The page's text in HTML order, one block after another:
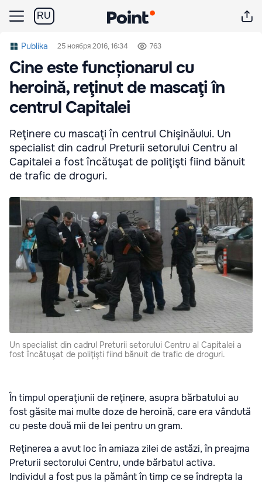
RU
Publika 25 ноября 2016, 16:34 763
Cine este funcționarul cu
heroină, reţinut de mascaţi în
centrul Capitalei
Reţinere cu mascaţi în centrul Chişinăului. Un
specialist din cadrul Preturii setorului Centru al
Capitalei a fost încătuşat de poliţişti fiind bănuit
de trafic de droguri.
Un specialist din cadrul Preturii setorului Centru al Capitalei a
fost încătuşat de poliţişti fiind bănuit de trafic de droguri.
În timpul operaţiunii de reţinere, asupra bărbatului au
fost găsite mai multe doze de heroină, care era vândută
cu peste două mii de lei pentru un gram.
Reţinerea a avut loc în amiaza zilei de astăzi, în preajma
Preturii sectorului Centru, unde bărbatul activa.
Individul a fost pus la pământ în timp ce se îndrepta la